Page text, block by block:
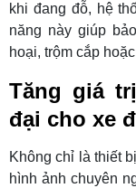
khi đang đỗ, hệ
năng này giúp
hoại, trộm cắp
Tăng giá
đại cho xe
Không chỉ là thiết
hình ảnh chuyên